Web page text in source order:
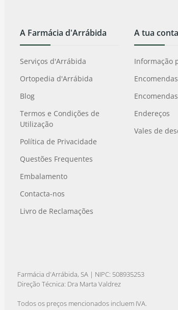
A Farmácia d'Arrábida
Serviços d'Arrábida
Ortopedia d'Arrábida
Blog
Termos e Condições de
Utilização
Política de Privacidade
Questões Frequentes
Embalamento
Contacta-nos
Livro de Reclamações
A tua conta
Informação
Encomendas
Endereços
Vales de
Farmácia d'Arrábida, SA | NIPC: 508935253
Direção Técnica: Dra Marta Valdrez
Todos os preços mencionados incluem IVA.